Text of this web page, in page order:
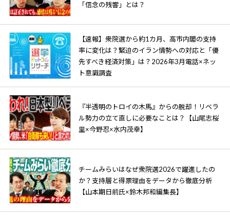
「信念の残響」とは？
【速報】衆院選から約1カ月、高市内閣の支持
率に変化は？緊迫のイラン情勢への対応と「優
先すべき経済対策」は？2026年3月電話×ネッ
ト意識調査
『半透明のトロイの木馬』からの脱却！リベラ
ル勢力の立て直しに必要なことは？【山尾志桜
里×今野忍×水内茂幸】
チームみらいはなぜ衆院選2026で躍進したの
か？支持層と得票理由をデータから徹底分析
【山本期日前氏×鈴木邦和編集長】